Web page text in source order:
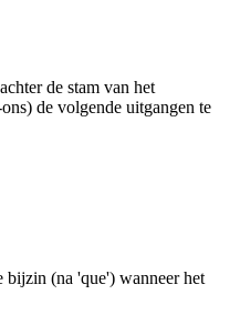
de stam van het
de volgende uitgangen te
(na 'que') wanneer het